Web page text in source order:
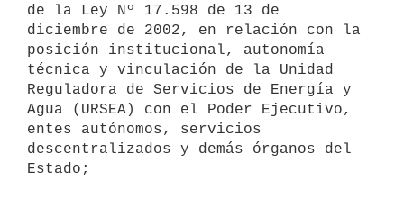
de la Ley Nº 17.598 de 13 de
diciembre de 2002, en relación con la
posición institucional, autonomía
técnica y vinculación de la Unidad
Reguladora de Servicios de Energía y
Agua (URSEA) con el Poder Ejecutivo,
entes autónomos, servicios
descentralizados y demás órganos del
Estado;